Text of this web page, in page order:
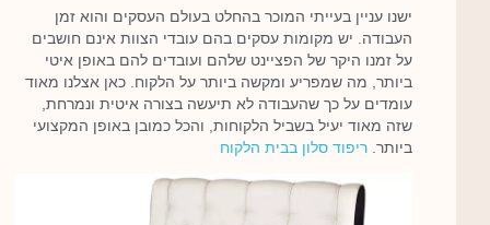
ישנו עניין בעייתי המוכר בהחלט בעולם העסקים והוא זמן
העבודה. יש מקומות עסקים בהם עובדי הצוות אינם חושבים
על זמנו היקר של הפציינט שלהם ועובדים להם באופן איטי
ביותר, מה שמפריע ומקשה ביותר על הלקוח. כאן אצלנו מאוד
עומדים על כך שהעבודה לא תיעשה בצורה איטית ונמרחת,
שזה מאוד יעיל בשביל הלקוחות, והכל כמובן באופן המקצועי
ביותר. ריפוד סלון בבית הלקוח